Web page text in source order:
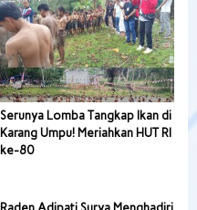
Serunya Lomba Tangkap Ikan di
Karang Umpu! Meriahkan HUT RI
ke-80